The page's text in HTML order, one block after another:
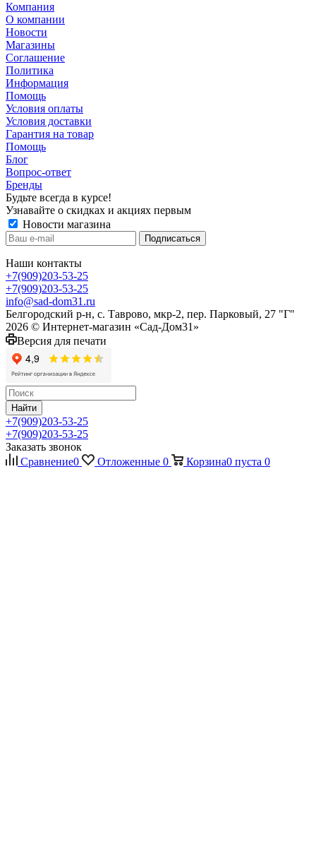
Компания
О компании
Новости
Магазины
Соглашение
Политика
Информация
Помощь
Условия оплаты
Условия доставки
Гарантия на товар
Помощь
Блог
Вопрос-ответ
Бренды
Будьте всегда в курсе!
Узнавайте о скидках и акциях первым
Новости магазина
Наши контакты
+7(909)203-53-25
+7(909)203-53-25
info@sad-dom31.ru
Белгородский р-н, с. Таврово, мкр-2, пер. Парковый, 27 "Г"
2026 © Интернет-магазин «Сад-Дом31»
Версия для печати
Найти
+7(909)203-53-25
+7(909)203-53-25
Заказать звонок
Сравнение0 Отложенные 0 Корзина0 пуста 0